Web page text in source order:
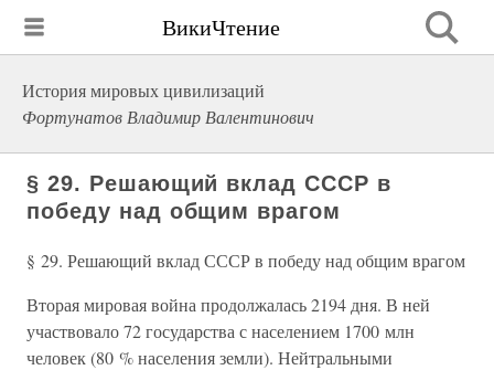
ВикиЧтение
История мировых цивилизаций
Фортунатов Владимир Валентинович
§ 29. Решающий вклад СССР в
победу над общим врагом
§ 29. Решающий вклад СССР в победу над общим врагом
Вторая мировая война продолжалась 2194 дня. В ней
участвовало 72 государства с населением 1700 млн
человек (80 % населения земли). Нейтральными